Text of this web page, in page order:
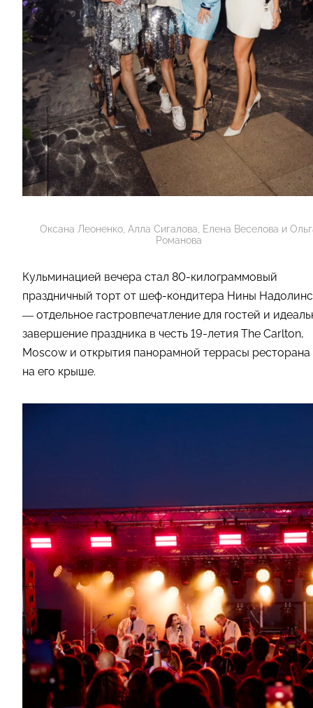
Оксана Леоненко, Алла Сигалова, Елена Веселова и
Романова
Кульминацией вечера стал 80-килограммовый
праздничный торт от шеф-кондитера Нины
— отдельное гастровпечатление для гостей и
завершение праздника в честь 19-летия The Carlton,
Moscow и открытия панорамной террасы ресторана
на его крыше.